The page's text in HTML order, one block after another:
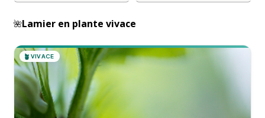
🌺Lamier en plante vivace
🪴 VIVACE